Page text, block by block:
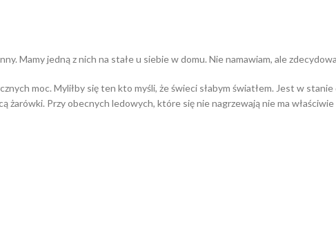
Mamy jedną z nich na stałe u siebie w domu. Nie namawiam, ale
moc. Myliłby się ten kto myśli, że świeci słabym światłem. Jest w
żarówki. Przy obecnych ledowych, które się nie nagrzewają nie ma